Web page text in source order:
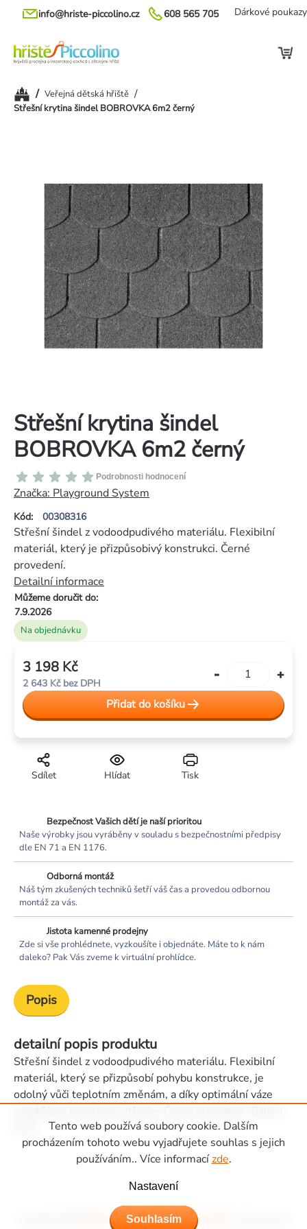
Tento web používá soubory cookie. Dalším
procházením tohoto webu vyjadřujete souhlas s jejich
používáním.. Více informacízde.
Nastavení
Souhlasím
Přejít
608 565 705
info@hriste-piccolino.cz Dárkové poukazy
Domů/ Veřejná dětská hřiště /
Střešní krytina šindel BOBROVKA 6m2 černý
Střešní krytina šindel
BOBROVKA 6m2 černý
Kód: 00308316
Průměrné
hodnocení
produktu
je
5
hvězdiček.
Podrobnosti hodnocení
Značka: Playground System
Na objednávku
Můžeme doručit do:
7.9.2026
Střešní šindel z vodoodpudivého materiálu. Flexibilní
materiál, který je přizpůsobivý konstrukci. Černé
provedení.
Detailní informace
Tisk
Hlídat
Sdílet
3 198 Kč
2 643 Kč bez DPH
cena:
Přidat do košíku
Bezpečnost Vašich dětí je naší prioritou
Naše výrobky jsou vyráběny v souladu s bezpečnostními předpisy
dle EN 71 a EN 1176.
Odborná montáž
Náš tým zkušených techniků šetří váš čas a provedou odbornou
montáž za vás.
Jistota kamenné prodejny
Zde si vše prohlédnete, vyzkoušíte i objednáte. Máte to k nám
daleko? Pak Vás zveme k virtuální prohlídce.
Popis
detailní popis produktu
Střešní šindel z vodoodpudivého materiálu. Flexibilní
materiál, který se přizpůsobí pohybu konstrukce, je
odolný vůči teplotním změnám, a díky optimální váze
Zápatí
Hřiště Piccolino - dětská hřiště a domečky